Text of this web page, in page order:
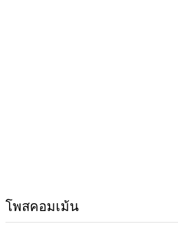
โพสคอมเม้น